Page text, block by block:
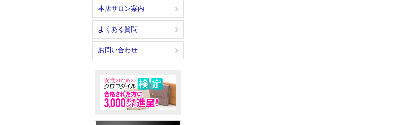
本店サロン案内
よくある質問
お問い合わせ